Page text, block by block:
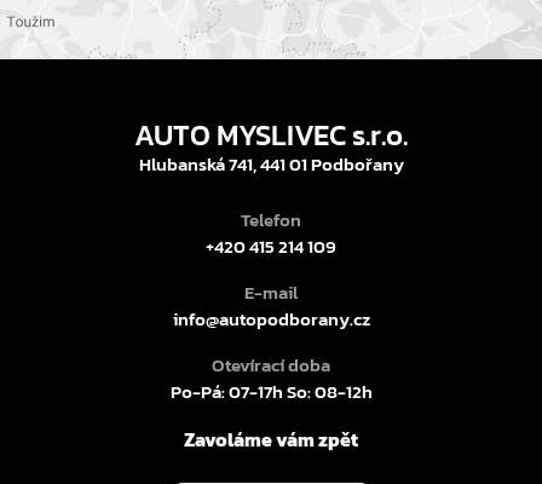
AUTO MYSLIVEC s.r.o.
Hlubanská 741, 441 01 Podbořany
Telefon
+420 415 214 109
E-mail
info@autopodborany.cz
Otevírací doba
Po-Pá: 07-17h So: 08-12h
Zavoláme vám zpět